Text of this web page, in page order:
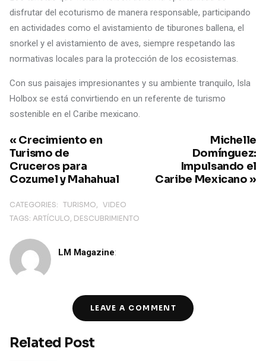
disfrutar del ecoturismo de manera responsable, participando
en actividades como el avistamiento de tiburones ballena, el
snorkel y el avistamiento de aves, siempre respetando las
normativas locales para la protección de los ecosistemas.
Con sus paisajes impresionantes y su ambiente tranquilo, Isla
Holbox se está convirtiendo en un referente de turismo
sostenible en el Caribe mexicano.
Michelle
Domínguez:
Impulsando el
Caribe Mexicano »
« Crecimiento en
Turismo de
Cruceros para
Cozumel y Mahahual
CATEGORIES: TURISMO
VIDEO
TAGS: ARTÍCULO DESCUBRIMIENTO
LM Magazine:
LEAVE A COMMENT
Related Post